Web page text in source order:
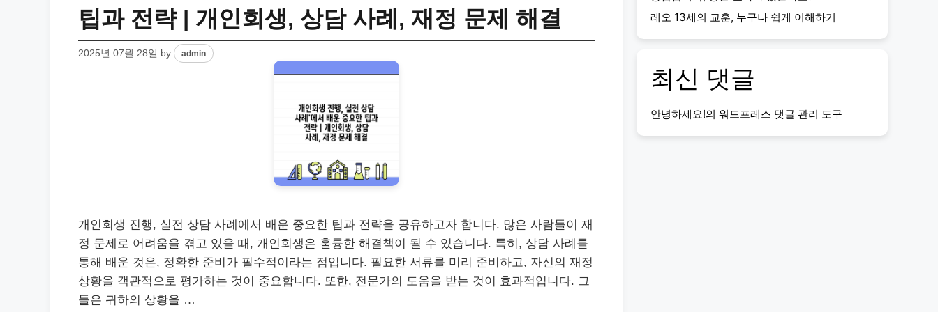
팁과 전략 | 개인회생, 상담 사례, 재정 문제 해결
2025년 07월 28일 by admin
개인회생 진행, 실전 상담 사례에서 배운 중요한 팁과 전략을 공유하고자 합니다. 많은 사람들이 재
정 문제로 어려움을 겪고 있을 때, 개인회생은 훌륭한 해결책이 될 수 있습니다. 특히, 상담 사례를
통해 배운 것은, 정확한 준비가 필수적이라는 점입니다. 필요한 서류를 미리 준비하고, 자신의 재정
상황을 객관적으로 평가하는 것이 중요합니다. 또한, 전문가의 도움을 받는 것이 효과적입니다. 그
들은 귀하의 상황을 …
레오 13세의 교훈, 누구나 쉽게 이해하기
최신 댓글
안녕하세요!의 워드프레스 댓글 관리 도구